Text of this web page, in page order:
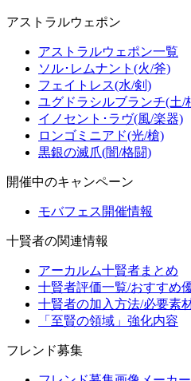
アストラルウェポン
アストラルウェポン一覧
ソル･レムナント(火/斧)
フェイトレス(水/剣)
ユグドラシルブランチ(土/
イノセント･ラヴ(風/楽器)
ロンゴミニアド(光/槍)
黒銀の滅爪(闇/格闘)
開催中のキャンペーン
モバフェス開催情報
十賢者の関連情報
アーカルム十賢者まとめ
十賢者評価一覧/おすすめ
十賢者の加入方法/必要素
「至賢の領域」強化内容
フレンド募集